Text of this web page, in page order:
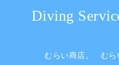
Diving
むらい商店。 むら